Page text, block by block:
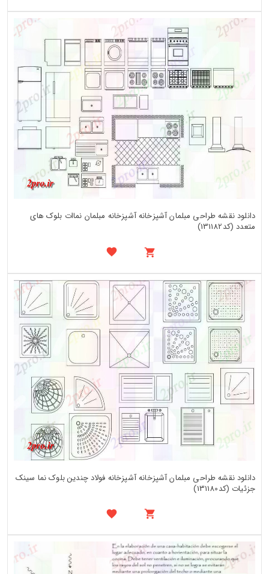
دانلود نقشه طراحی مبلمان آشپزخانه آشپزخانه مبلمان نماات بلوک های
متعدد (کد131182)
دانلود نقشه طراحی مبلمان آشپزخانه آشپزخانه فولاد چندین بلوک نما سینک
جزئیات (کد131180)